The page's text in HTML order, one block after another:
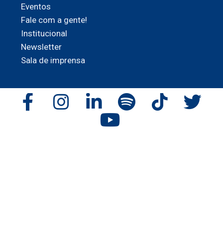
Eventos
Fale com a gente!
Institucional
Newsletter
Sala de imprensa